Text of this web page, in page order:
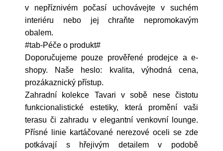
v nepříznivém počasí uchovávejte v suchém
interiéru nebo jej chraňte nepromokavým
obalem.
#tab-Péče o produkt#
Doporučujeme pouze prověřené prodejce a e-
shopy. Naše heslo: kvalita, výhodná cena,
prozákaznický přístup.
Zahradní kolekce Tavari v sobě nese čistotu
funkcionalistické estetiky, která promění vaši
terasu či zahradu v elegantní venkovní lounge.
Přísné linie kartáčované nerezové oceli se zde
potkávají s hřejivým detailem v podobě